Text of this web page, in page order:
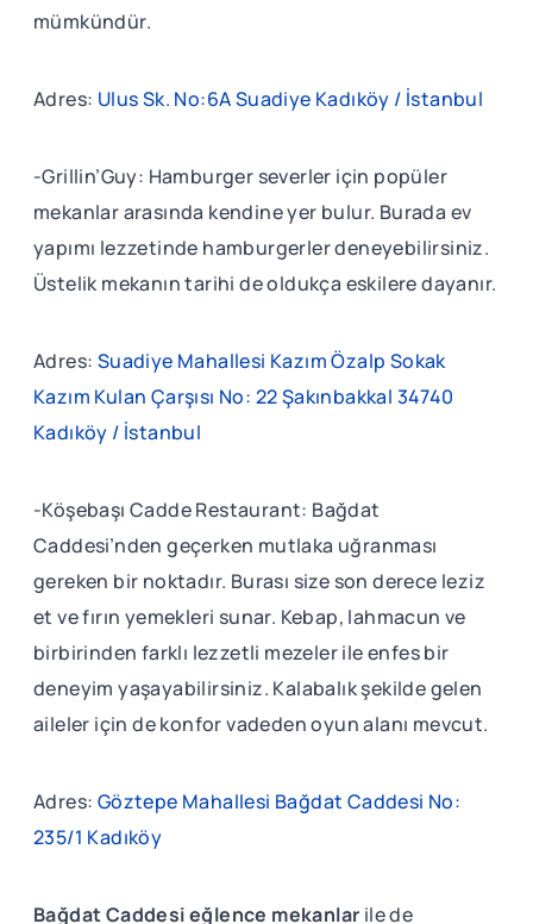
mümkündür.
Adres: Ulus Sk. No:6A Suadiye Kadıköy / İstanbul
-Grillin’Guy: Hamburger severler için popüler
mekanlar arasında kendine yer bulur. Burada ev
yapımı lezzetinde hamburgerler deneyebilirsiniz.
Üstelik mekanın tarihi de oldukça eskilere dayanır.
Adres: Suadiye Mahallesi Kazım Özalp Sokak
Kazım Kulan Çarşısı No: 22 Şakınbakkal 34740
Kadıköy / İstanbul
-Köşebaşı Cadde Restaurant: Bağdat
Caddesi’nden geçerken mutlaka uğranması
gereken bir noktadır. Burası size son derece leziz
et ve fırın yemekleri sunar. Kebap, lahmacun ve
birbirinden farklı lezzetli mezeler ile enfes bir
deneyim yaşayabilirsiniz. Kalabalık şekilde gelen
aileler için de konfor vadeden oyun alanı mevcut.
Adres: Göztepe Mahallesi Bağdat Caddesi No:
235/1 Kadıköy
Bağdat Caddesi eğlence mekanlar ile de